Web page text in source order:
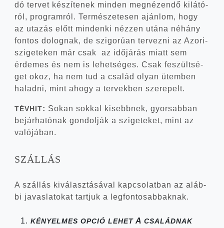
dó ter­vet készí­te­nek min­den meg­né­zen­dő kilá­tó­
ról, prog­ram­ról. Ter­mé­sze­te­sen aján­lom, hogy
az uta­zás előtt min­den­ki néz­zen utá­na néhány
fon­tos dolog­nak, de szi­go­rú­an ter­vez­ni az Azori-
szigeteken már csak az idő­já­rás miatt sem
érde­mes és nem is lehet­sé­ges. Csak feszült­sé­
get okoz, ha nem tud a csa­lád olyan ütem­ben
halad­ni, mint ahogy a ter­vek­ben szerepelt.
TÉVHIT: Sokan sok­kal kisebb­nek, gyor­sab­ban
bejár­ha­tó­nak gon­dol­ják a szi­ge­te­ket, mint az
valójában.
SZÁLLÁS
A szál­lás kivá­lasz­tá­sá­val kap­cso­lat­ban az aláb­
bi javas­la­to­kat tart­juk a legfontosabbaknak.
KÉNYELMES OPCIÓ LEHET A CSALÁDNAK